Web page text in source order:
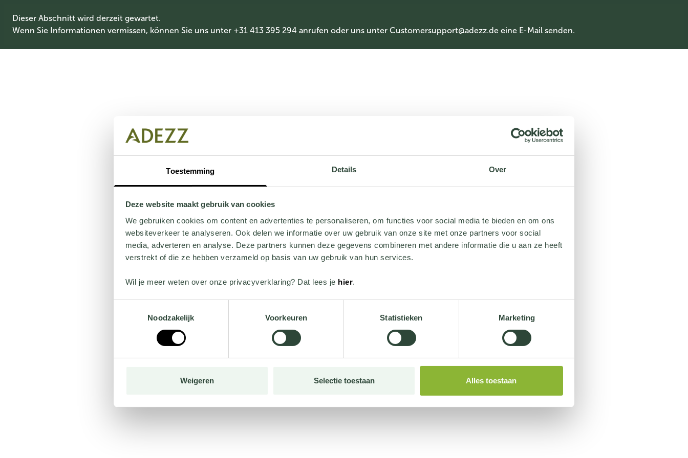
Toestemming Details Over
Deze website maakt gebruik van cookies
We gebruiken cookies om content en advertenties te personaliseren, om functies voor social media te bieden en om ons
websiteverkeer te analyseren. Ook delen we informatie over uw gebruik van onze site met onze partners voor social
media, adverteren en analyse. Deze partners kunnen deze gegevens combineren met andere informatie die u aan ze heeft
verstrekt of die ze hebben verzameld op basis van uw gebruik van hun services.
Wil je meer weten over onze privacyverklaring? Dat lees je hier.
Noodzakelijk
Voorkeuren Statistieken Marketing
Weigeren Selectie toestaan Alles toestaan
Dieser Abschnitt wird derzeit gewartet.
Wenn Sie Informationen vermissen, können Sie uns unter +31 413 395 294 anrufen oder uns unter Customersupport@adezz.de eine E-Mail senden.